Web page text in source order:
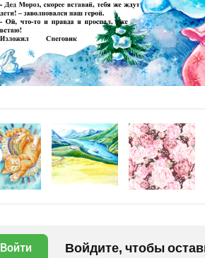
Войти Войдите, чтобы